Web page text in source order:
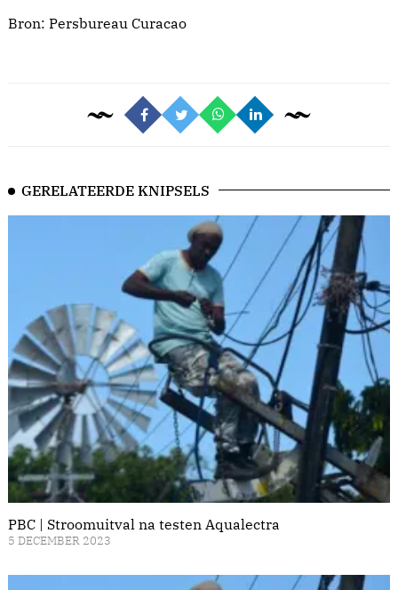
Bron: Persbureau Curacao
GERELATEERDE KNIPSELS
PBC | Stroomuitval na testen Aqualectra
5 DECEMBER 2023